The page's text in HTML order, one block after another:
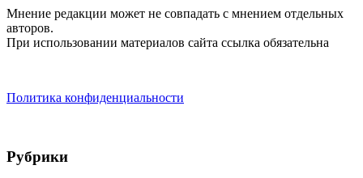
Мнение редакции может не совпадать с мнением отдельных
авторов.
При использовании материалов сайта ссылка обязательна
Политика конфиденциальности
Рубрики